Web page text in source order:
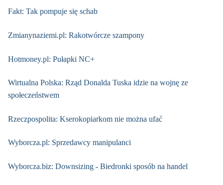
Fakt: Tak pompuje się schab
Zmianynaziemi.pl: Rakotwórcze szampony
Hotmoney.pl: Pułapki NC+
Wirtualna Polska: Rząd Donalda Tuska idzie na wojnę ze
społeczeństwem
Rzeczpospolita: Kserokopiarkom nie można ufać
Wyborcza.pl: Sprzedawcy manipulanci
Wyborcza.biz: Downsizing - Biedronki sposób na handel